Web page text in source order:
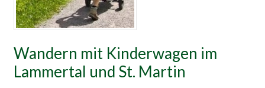
Wandern mit Kinderwagen im
Lammertal und St. Martin